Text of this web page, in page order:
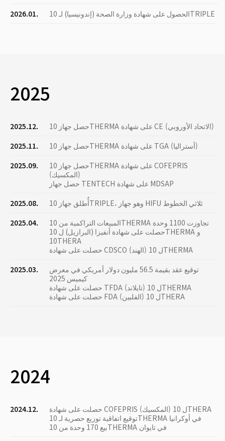
2026.01.
الحصول على شهادة وزارة الصحة (إندونيسيا) لـ 10TRIPLE
2025
2025.12.
حصل جهاز 10THERMA على شهادة CE (الاتحاد الأوروبي)
2025.11.
حصل جهاز 10THERMA على شهادة TGA (أستراليا)
2025.09.
حصل جهاز 10THERMA على شهادة COFEPRIS
(المكسيك)
حصل جهاز TENTECH على شهادة MDSAP
2025.08.
أُطلق جهاز 10TRIPLE، وهو جهاز HIFU ثلاثي الخطوط
2025.04.
المبيعات التراكمية من 10THERMA تجاوزت 1100 وحدة
حصلت على شهادة أنفيزا (البرازيل) ل 10THERMA و
10THERA
حصلت على شهادة CDSCO (الهند) ل 10THERMA
2025.03.
توقيع عقد بقيمة 56.5 مليون دولار أمريكي في معرض
كيميس 2025
حصلت على شهادة TFDA (تايلاند) ل 10THERMA
حصلت على شهادة FDA (الفلبين) ل 10THERA
2024
2024.12.
حصلت على شهادة COFEPRIS (المكسيك) ل 10THERA
توقيع اتفاقية توزيع حصرية لـ 10THERMA في أوكرانيا
بيع 170 وحدة من 10THERMA في تايوان